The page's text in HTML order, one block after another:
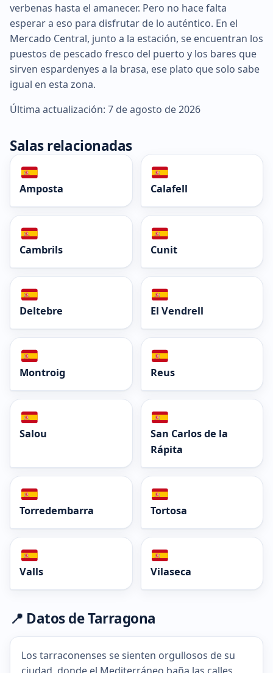
verbenas hasta el amanecer. Pero no hace falta
esperar a eso para disfrutar de lo auténtico. En el
Mercado Central, junto a la estación, se encuentran los
puestos de pescado fresco del puerto y los bares que
sirven espardenyes a la brasa, ese plato que solo sabe
igual en esta zona.
Última actualización: 7 de agosto de 2026
Salas relacionadas
Amposta Calafell
Cambrils Cunit
Deltebre El Vendrell
Montroig Reus
Salou
San Carlos de la
Rápita
Torredembarra Tortosa
Valls Vilaseca
📍 Datos de Tarragona
Los tarraconenses se sienten orgullosos de su